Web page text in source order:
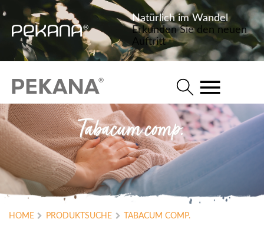
Natürlich im Wandel
Erkunden Sie den neuen
Auftritt
Tabacum comp.
HOME PRODUKTSUCHE TABACUM COMP.